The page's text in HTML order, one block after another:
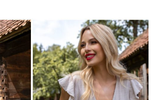
na lato w hurcie – które
są codziennym elementem garderoby
na porę roku. Jednak wiosna i lato to